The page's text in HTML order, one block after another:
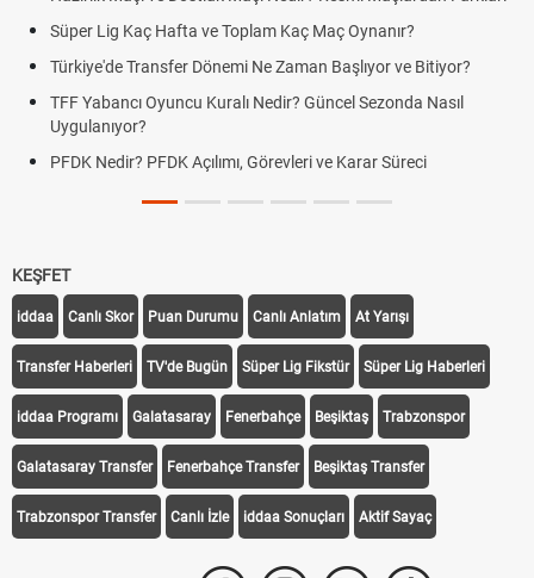
Süper Lig Kaç Hafta ve Toplam Kaç Maç Oynanır?
Türkiye'de Transfer Dönemi Ne Zaman Başlıyor ve Bitiyor?
TFF Yabancı Oyuncu Kuralı Nedir? Güncel Sezonda Nasıl
Uygulanıyor?
PFDK Nedir? PFDK Açılımı, Görevleri ve Karar Süreci
KEŞFET
iddaa Canlı Skor Puan Durumu Canlı Anlatım At Yarışı
Transfer Haberleri TV'de Bugün Süper Lig Fikstür Süper Lig Haberleri
iddaa Programı Galatasaray Fenerbahçe Beşiktaş Trabzonspor
Galatasaray Transfer Fenerbahçe Transfer Beşiktaş Transfer
Trabzonspor Transfer Canlı İzle iddaa Sonuçları Aktif Sayaç